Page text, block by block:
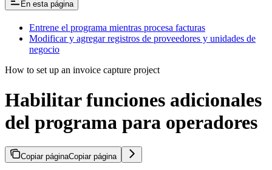
En esta página
Entrene el programa mientras procesa facturas
Modificar y agregar registros de proveedores y unidades de
negocio
How to set up an invoice capture project
Habilitar funciones adicionales
del programa para operadores
Copiar páginaCopiar página